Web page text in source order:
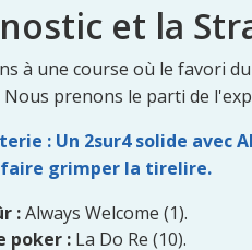
et la
à une course où le favori
prenons le parti de
: Un 2sur4 solide avec
faire grimper la tirelire.
:Always Welcome (1).
poker : La Do Re (10).